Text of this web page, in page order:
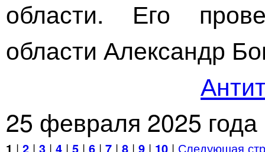
области. Его
области Александр
25 февраля 2025 года
1 | 2 | 3 | 4 | 5 | 6 | 7 | 8 | 9 | 10 | Следующая